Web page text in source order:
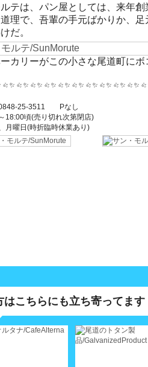
テは、パン屋としては、来年創
理で、吾輩の手元ばかりか、
だ。
カリーがこの小さな尾道町にボ
25-3511 Pなし
頃(売り切れ次第閉店)
月曜日(時折臨時休業あり)
はこちらにも立ち寄ってます